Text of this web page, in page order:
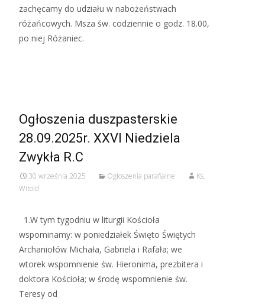
zachęcamy do udziału w nabożeństwach
różańcowych. Msza św. codziennie o godz. 18.00,
po niej Różaniec.
Ogłoszenia duszpasterskie
28.09.2025r. XXVI Niedziela
Zwykła R.C
30 września 2025 Ogłoszenia parafialne
Ks.
Witold
1.W tym tygodniu w liturgii Kościoła
wspominamy: w poniedziałek Święto Świętych
Archaniołów Michała, Gabriela i Rafała; we
wtorek wspomnienie św. Hieronima, prezbitera i
doktora Kościoła; w środę wspomnienie św.
Teresy od